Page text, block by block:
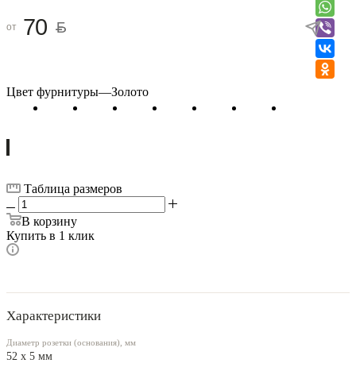
от 70
Цвет фурнитуры—Золото
Таблица размеров
В корзину
Купить в 1 клик
Характеристики
Диаметр розетки (основания), мм
52 x 5 мм